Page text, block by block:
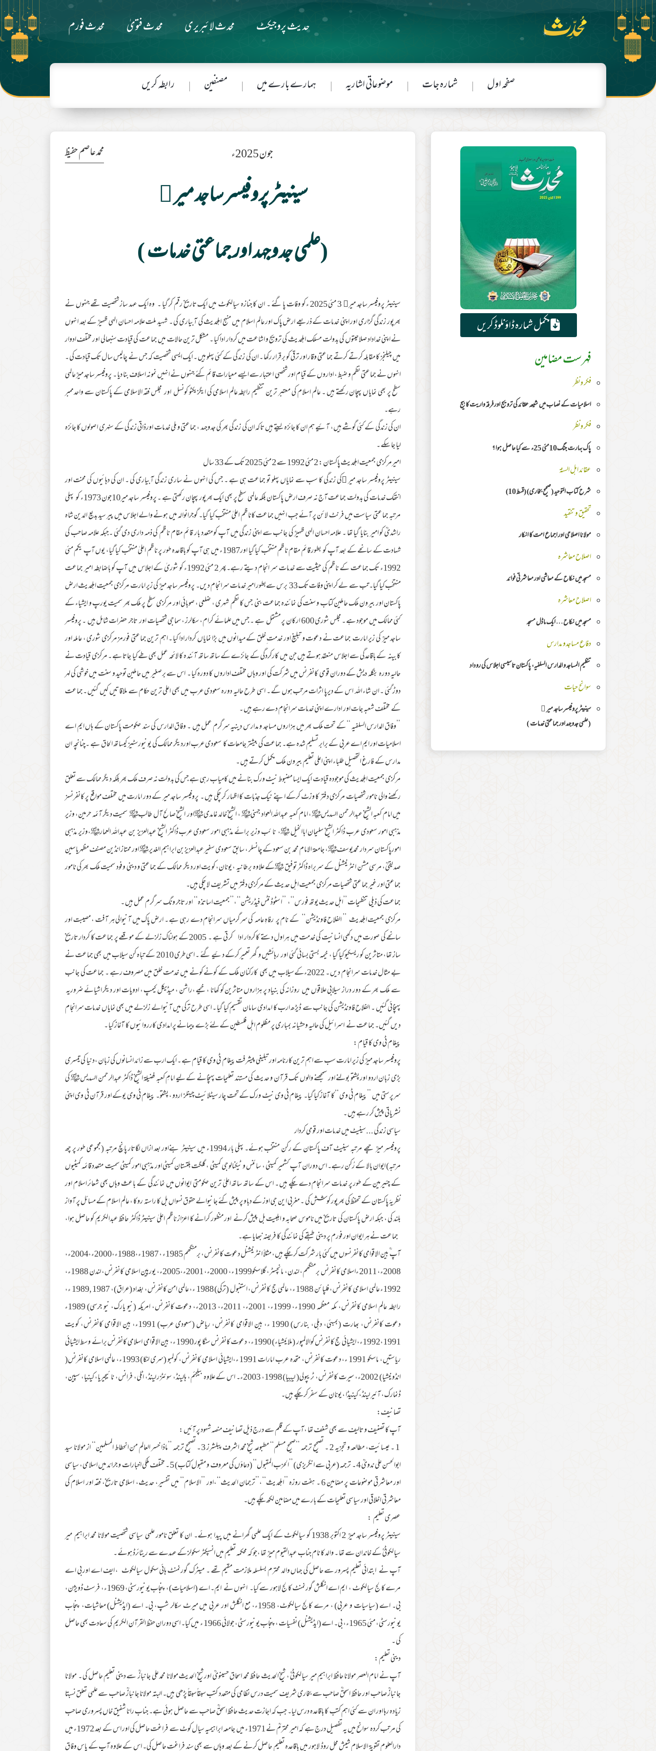
حدیث پروجیکٹ محدث لائبریری محدث فتویٰ محدث فورم
صفحہ اول شمارہ جات موضوعاتی اشاریہ ہمارے بارے میں مصنفین رابطہ کریں
مکمل شمارہ ڈاؤنلوڈ کریں
فہرست مضامین
فکر ونظر
اسلامیات کے نصاب میں شیعہ عقائد کی ترویج اور فرقہ واریت کا بیج
فکر ونظر
پاک بہارت جنگ10مئی 25ء سے کیا حاصل ہوا ؟
عقائد اہل السنۃ
شرح كتاب التوحيد (صحيح بخاری) (قسط 10)
تحقیق وتنقید
مولانا اصلاحی اور اجماع امت کا انکار
اصلاح معاشرہ
مسجد میں نکاح کے معاشی اور معاشرتی فوائد
اصلاح معاشرہ
مسجد میں نکاح … ایک ماڈل مسجد
دفاع مساجدو مدارس
تنظیم المساجد و المدارس السلفیہ، پاکستان تاسیسی اجلاس کی روداد
سوانح حیات
سینیٹر پروفیسر ساجد میر ﷬
(علمی جدوجہد اور جماعتی خدمات )
جون 2025ء محمد عاصم حفیظ
سینیٹر پروفیسر ساجد میر ﷬
(علمی جدوجہد اور جماعتی خدمات )
سینیٹر پروفیسر ساجد میر﷫ 3 مئی 2025 ء کو وفات پا گئے ۔ ان کا جنازہ سیالکوٹ میں ایک تاریخ رقم کر گیا ۔ وہ ایک عہد ساز شخصیت تھے جنہوں نے
بھرپور زندگی گزاری اور اپنی خدمات کے ذریعے ارض پاک اور عالم اسلام میں منہج اہلحدیث کی آبیاری کی ۔ شہید ملت علامہ احسان الہی ظہیرؒ کے بعد انہوں
نے اپنی خداداد صلاحیتوں کی بدولت مسلک اہلحدیث کی ترویج و اشاعت میں کردار ادا کیا ۔ مشکل ترین حالات میں جماعت کی قیادت سنبھالی اور مختلف ادوار
میں چیلنجز کا مقابلہ کرتے کرتے جماعتی وقار اور ترقی کو برقرار رکھا ۔ ان کی زندگی کے کئی پہلو ہیں ۔ ایک ایسی شخصیت کہ جس نے چالیس سال تک قیادت کی ۔
انہوں نے جماعتی نظم و ضبط ، اداروں کے قیام اور شخصی اعتبار سے ایسے معیارات قائم کئے جنہوں نے انہیں نمونہ اسلاف بنا دیا ۔ پروفیسر ساجد میرؒ عالمی
سطح پر بھی نمایاں پہچان رکھتے ہیں ۔ عالم اسلام کی معتبر ترین تنظیم رابطہ عالم اسلامی کی ایگزیکٹو کونسل اور مجلس فقہ الاسلامی کے پاکستان سے واحدممبر
رہے۔
ان کی زندگی کے کئی گوشے ہیں، آئیے ہم ان کا جائزہ لیتے ہیں تاکہ ان کی زندگی بھر کی جدوجہد ، جماعتی و ملی خدمات اورذاتی زندگی کے سنہری اصولوں کا جائزہ
لیا جا سکے ۔
امیرمرکزی جمعیت اہلحدیث پاکستان : 2 مئی 1992 سے 2 مئی 2025 تک کے 33 سال
سینیٹر پروفیسر ساجد میر ﷫کی زندگی کا سب سے نمایاں پہلو تو جماعت ہی ہے ۔ جس کی انہوں نے ساری زندگی آبیاری کی ۔ ان کی دہائیوں کی محنت اور
انتھک خدمات کی بدولت جماعت آج نہ صرف ارض پاکستان بلکہ عالمی سطح پر بھی ایک بھرپور پہچان رکھتی ہے ۔ پروفیسر ساجد میر10جون 1973ء کو پہلی
مرتبہ جماعتی سیاست میں فرنٹ لائن پر آئے جب انہیں جماعت کاناظم اعلیٰ منتخب کیا گیا۔ گوجرانوالہ میں ہونے والے اجلاس میں پیر سید بدیع الدین شاہ
راشدیؒ کو امیر بنایا گیا تھا ۔ علامہ احسان الہی ظہیرؒ کی جانب سے اپنی زندگی میں آپ کو متعدد بار قائم مقام ناظم کی ذمہ داری دی گئی ۔جبکہ علامہ صاحب کی
شہادت کے سانحے کے بعد آپ کو بطور قائم مقام ناظم منتخب کیا گیا اور1987ء میں ہی آپ کو باقاعدہ طور پر ناظم اعلیٰ منتخب کیا گیا، یوں آپ یکم مئی
1992ء تک جماعت کے ناظم کی حیثیت سے خدمات سر انجام دیتے رہے۔پھر 2 مئی 1992ء کو شوریٰ کے اجلاس میں آپ کو باضابطہ امیر جماعت
منتخب کیا گیا۔تب سے لے کر اپنی وفات تک 33 برس سےبطور امیر خدمات سرانجام دیں۔ پروفیسر ساجد میرؒ کی زیر امارت مرکزی جمعیت اہلحدیث ارض
پاکستان اور بیرون ملک حاملین کتاب و سنت کی نمائندہ جماعت بنی جس کا نظم شہری ، ضلعی ، صوبائی اور مرکزی سطح پر ملک بھر سمیت یورپ و ایشیاء کے
کئی ممالک میں موجود ہے ۔ مجلس شوری 600 ارکان پر مشتمل ہے ۔ جس میں علمائے کرام، سکالرز ، سماجی شخصیات اور تاجر حضرات شامل ہیں ۔ پروفیسر
ساجد میرؒ کی زیر امارت جماعت نے دعوت و تبلیغ اور خدمت ِخلق کے میدانوں میں بڑا نمایاں کردار ادا کیا ۔ اہم ترین جماعتی فورمز مرکزی شوری ، عاملہ اور
کابینہ کے باقاعدگی سے اجلاس منعقد ہوتے ہیں جن میں کارکردگی کے جائزے کے ساتھ ساتھ آئند ہ کا لائحہ عمل بھی طے کیا جاتا ہے ۔ مرکزی قیادت نے
حالیہ دورہ بنگلہ دیش کے دوران قومی کانفرنس میں شرکت کی اور وہاں مختلف اداروں کا دورہ کیا ۔ اس سے برصغیر میں حاملین توحید و سنت میں خوشی کی لہر
دوڑ گئی ۔ ان شاء اللہ اس کے دیرپا اثرات مرتب ہوں گے ۔ اسی طرح حالیہ دورہ سعودی عرب میں بھی اعلی ترین حکام سے ملاقاتیں کیں گئیں ۔جماعت
کے مختلف شعبہ جات اور ادارے اپنی خدمات سرانجام دے رہے ہیں ۔
’’وفاق المدارس السلفیہ ‘‘ کے تحت ملک بھر میں ہزاروں مساجد و مدارس دینیہ سرگرم عمل ہیں ۔ وفاق المدارس کی سند حکومت پاکستان کے ہاں ایم اے
اسلامیات اور ایم اے عربی کے برابر تسلیم شدہ ہے۔ جماعت کی بیشتر جامعات کا سعودی عرب اوردیگر ممالک کی یونیورسٹیز کیساتھ الحاق ہے ۔چنانچہ ان
مدارس کے فارغ التحصیل طلباء اپنی اعلی تعلیم بیرون ملک مکمل کرتے ہیں ۔
مرکزی جمعیت اہلحدیث کی موجودہ قیادت ایک ایسا مضبوط نیٹ ورک بنانے میں کامیاب رہی ہے جس کی بدولت نہ صرف ملک بھر بلکہ دیگر ممالک سے تعلق
رکھنے والی نامور شخصیات مرکزی دفتر کا وزٹ کرکے اپنے نیک جذبات کا اظہار کر چکی ہیں ۔ پروفیسر ساجد میر کے دور امارت میں مختلف مواقع پر کانفرنسز
میں امام کعبہ الشیخ عبدالرحمن السدیس﷾ ، امام کعبہ عبداللہ العواد جہنی﷾ ، الشیخ خالد غامدی ﷾اور الشیخ صالح آل طالب﷾ سمیت دیگر آئمہ حرمین، وزیر
مذہبی امور سعودی عرب ڈاکٹر الشیخ سلیمان اباالخیل ﷾، نا ئب وزیر برائے مذہبی امور سعودی عرب ڈاکٹر الشیخ عبدالعزیز بن عبداللہ العمار﷾،وزیر مذہبی
امورپاکستان سردار محمدیوسف﷾، جامعۃ الامام محمد بن سعود کے چانسلر ، سابق سعودی سفیرعبدالعزیزبن ابراہیم الغدیر ﷾ اور ممتاز انڈین مصنف مظہریاسین
صدیقیؒ، مرسی مشن انٹرنیشنل کے سربراہ ڈاکٹر توفیق ﷾کے علاوہ برطانیہ ، یونان، کویت اور دیگر ممالک کے جماعتی و دینی وفود سمیت ملک بھر کی نامور
جماعتی اور غیر جماعتی شخصیات مرکزی جمعیت اہل حدیث کے مرکزی دفتر میں تشریف لا چکی ہیں۔
جماعت کی ذیلی تنظیمات ’’اہل حدیث یوتھ فورس‘‘، ’’ا سٹوڈنٹس فیڈریشن‘‘،’’جمعیت اساتذہ‘‘ اور تاجر ونگ سرگرم عمل ہیں ۔
مرکزی جمعیت اہلحدیث ’’ الفلاح فاونڈیشن‘‘ کے نام پر رفاہِ عامہ کی سرگرمیاں سرانجام دے رہی ہے ۔ ارض پاک میں آنیوالی ہر آفت ، مصیبت اور
سانحے کی صورت میں دکھی انسانیت کی خدمت میں ہراول دستے کا کردار ادا کر تی ہے ۔ 2005 کے ہولناک زلزلے کے موقعے پر جماعت کا کردار تاریخ
ساز تھا، متاثرین کو ریسکیو کیا گیا ، خیمہ بستی بسائی گئی اور رہائشیں و گھر تعمیر کرکے دئیے گئے ۔ اسی طری 2010 کے تباہ کن سیلاب میں بھی جماعت نے
بے مثال خدمات سرانجام دیں ۔ 2022ءکےسیلاب میں بھی کارکنان ملک کے کونے کونے میں خدمت خلق میں مصروف رہے ۔ جماعت کی جانب
سے ملک بھر کے دور دراز سیلابی علاقوں میں روزانہ کی بنیاد پر ہزاروں متاثرین کو کھانا ، خیمے ،راشن ، میڈیکل کیمپ ، ادویات اور دیگر اشیائے ضروریہ
پہنچائی گئیں ۔ الفلاح فاونڈیشن کی جانب سے ڈیڑھ ارب کا امدادی سامان تقسیم کیا گیا ۔ اسی طرح ترکی میں آنیوالے زلزلے میں بھی نمایاں خدمات سرانجام
دیں گئیں۔ جماعت نے اسرائیل کی حالیہ وحشیانہ بمباری پر مظلوم اہل فلسطین کے لئے بڑے پیمانے پر امدادی کارروائیوں کا آغاز کیا ۔
پیغام ٹی وی کا قیام :
پروفیسر ساجد میرؒ کی زیر امارت سب سے اہم ترین کارنامہ اور تبلیغی پیشرفت پیغام ٹی وی کا قیام ہے ۔ ایک ارب سے زائد انسانوں کی زبان ،دنیا کی تیسری
بڑی زبان اردو اور پشتو بولنے اور سمجھنے والوں تک قرآن و حدیث کی مستند تعلیمات پہنچانے کے لیے امامِ کعبہ فضیلۃ الشیخ ڈاکٹر عبدالرحمن السدیس ﷾ کی
سرپرستی میں ’’پیغام ٹی وی ‘‘کا آغاز کیا گیا۔ پیغام ٹی وی نیٹ ورک کے تحت چار سیٹلائیٹ چینلز اردو ، پشتو۔ پیغام ٹی وی یوکے اور قرآن ٹی وی اپنی
نشریاتی پیش کر رہے ہیں ۔
سیاسی زندگی ...سینیٹ میں خدمات اور قومی کردار
پروفیسر میرؒ چھے مرتبہ سینیٹ آف پاکستان کے رکن منتخب ہوئے۔ پہلی بار 1994ء میں سینیٹر بنےاور بعد ازاں لگاتار پانچ مرتبہ (مجموعی طور پر چھ
مرتبہ) ایوان بالا کے رُکن رہے۔ اس دوران آپ کشمیر کمیٹی ، سائنس و ٹیکنالوجی کمیٹی ، گلگت بلتستان کمیٹی اور مذہبی امور کمیٹی سمیت متعدد قائمہ کمیٹیوں
کے چئیرمین کے طور پر خدمات سرانجام دے چکے ہیں ۔ اس کے ساتھ ساتھ اعلیٰ ترین حکومتی ایوانوں میں نمائندگی کے باعث وہاں بھی شعائر اسلام اور
نظريۂ پاکستان کے تحفظ کی بھرپور کوشش کی ۔ مغربی این جی اوز کے دباو پر پیش کئے جانیوالے حقوق نسواں بل کا راستہ روکا ، عالم اسلام کے مسائل پر آواز
بلند کی ، جبکہ ارض پاکستان کی تاریخ میں ناموس صحابہ و اہلبیت بل پیش کرنے اور منظور کرانے کا اعزاز ناظم اعلیٰ سینیٹر ڈاکٹر حافظ عبدالکریم کو حاصل ہوا،
جماعت نے ہر ایوان اور فورم پر دینی طبقے کی نمائندگی کا فریضہ نبھایا ہے۔
آپ ؒ بین الاقوامی کانفرنسوں میں کئی بار شرکت کر چکے ہیں، مثلاً انٹرنیشنل دعوت کانفرنس، برمنگھم 1985ء ، 1987ء،1988ء،2000ء،2004ء،
2008ء، 2011ءاسلامی کانفرنس برمنگھم، لندن، مانچسٹر، گلاسکو1999ء، 2000ء، 2001ء،2005ء، یورپین اسلامی کانفرنس، لندن 1988ء،
1992ء عالمی اسلامی کانفرنس، فلپائن 1988 ء، عالمی حج کانفرنس، استنبول (ترکی) 1988 ء، عالمی امن کانفرنس، بغداد (عراق)، 1987 ,1989 ء،
رابطہ عالم اسلامی کانفرنس، مکہ معظمہ 1990ء، 1999ء، 2001ء، 2011ء، 2013ء، دعوت کانفرنس، امریکہ (نیو یارک، نیو جرسی) 1989ء
دعوت کانفرنس، بھارت (بمبئی، دہلی، بنارس) 1990 ء، بین الاقوامی کانفرنس، ریاض (سعودی عرب) 1991ء، بین الاقوامی کانفرنس، کویت
1992،1991ء، ایشیائی حج کانفرنس کوالالمپور (ملائیشیاء) 1990ء، دعوت کانفرنس سنگا پور 1990 ء، بین الاقوامی اسلامی کانفرنس برائے وسط ایشیائی
ریاستیں، ماسکو 1991 ء، دعوت کانفرنس، متحدہ عرب امارات 1991 ء،ایشیائی اسلامی کانفرنس، کولمبو (سری لنکا) 1993ء، عالمی اسلامی کانفرنس(
انڈونیشیا) 2002ء، سیرت کانفرنس، ٹریپولی( لیبیا) 1998، 2003ء۔ اس کے علاوہ بیلجئم، ہالینڈ، سوئٹزر لینڈ، اٹلی، فرانس، نائیجیریا، کینیا، سپین،
ڈنمارک، آئیر لینڈ، کینیڈا ، یونان کے سفر کر چکے ہیں۔
تصانیف:
آپ کا تصنیف و تالیف سے بھی شغف تھا ،آپ کے قلم سے درج ذیل تصانیف منصہ شہود پر آئیں :
1 ۔ عیسائیت، مطالعہ و تجزیہ 2 ۔ تصحیح ترجمہ ’’صحیح مسلم‘‘ مطبوعہ شیخ محمد اشرف پبلشرز 3 ۔ تصحیح ترجمہ ’’ماذا خسر العالم من انحطاط المسلمین‘‘ از مولانا سید
ابوالحسن علی ندویؒ 4 ۔ ترجمہ (عربی سے انگریزی) ’’الحزب المقبول‘‘ (دعاؤں کی معروف و مقبول کتاب) 5 ۔ مختلف ملکی اخبارات و جرائد میں اسلامی، سیاسی
اور معاشرتی موضوعات پر مضامین 6 ۔ ہفت روزہ ’’اہلحدیث‘‘،’’ترجمان الحدیث‘‘،اور ’’الاسلام‘‘ میں تفسیر، حدیث، اسلامی تاریخ، فقہ اور اسلام کی
معاشرتی اخلاقی اور سیاسی تعلیمات کے بارے میں مضامین لکھ چکے ہیں۔
عصری تعلیم :
سینیٹر پروفیسر ساجد میرؒ 2 اکتوبر 1938 کو سیالکوٹ کے ایک علمی گھرانے میں پیدا ہوئے۔ ان کا تعلق نامور علمی سیاسی شخصیت مولانا محمد ابراہیم میر
سیالکوٹیؒ کے خاندان سے تھا ۔ والد کا نام جناب عبدالقیوم میرؒ تھا ،جو کہ محکمہ تعلیم میں انسپکٹر سکولز کے عہدے سے ریٹائرڈ ہوئے ۔
آپ نے ابتدائی تعلیم پسرور سے حاصل کی جہاں والد محترم بسلسلہ ملازمت مقیم تھے ۔ میٹرک گورنمنٹ ہائی سکول سیالکوٹ ، ایف اے اور بی اے
مرے کالج سیالکوٹ ، ایم اے انگلش گورنمنٹ کالج لاہور سے کیا۔ انہوں نے ایم۔ اے (اسلامیات)، پنجاب یونیورسٹی، 1969ء، فرسٹ ڈویژن،
بی۔ اے (سیاسیات و عربی) ، مرے کالج سیالکوٹ، 1958ء، مع انگلش اور عربی میں میرٹ سکالر شپ، بی۔ اے (ایڈیشنل) معاشیات، پنجاب
یونیورسٹی، مئی 1965ء، بی۔ اے (ایڈیشنل) نفسیات ،پنجاب یونیورسٹی، جولائی 1966 ء میں کیا۔ اسی دوران حفظ القرآن الکریم کی سعادت بھی حاصل
کی ۔
دینی تعلیم :
آپ نے امام العصر مولانا حافظ ابراہیم میر سیالکوٹیؒ ، شیخ الحدیث حافظ محمد اسحاق حسینویؒ اور شیخ الحدیث مولانا محمد علی جانبازؒ سے دینی تعلیم حاصل کی ۔ مولانا
جانبازؒ صاحب اور حافظ اسحقؒ صاحب سے بخاری شریف سمیت درس نظامی کی متعدد کتب سبقاًسبقاً پڑھی ہیں۔ البتہ مولانا جانبازؒ صاحب سے علمی تعلق نسبتا
زیادہ رہا اور ان سے کئی اہم کتب کا باقاعدہ درس لیا۔ جب کہ اجازت حدیث حافظ اسحقؒ صاحب سے حاصل ہوئی ہے۔ جناب رانا شفیق خاں پسروری صاحب
کی مرتب کردہ سوانح میں یہ تفصیل درج ہے کہ امیر محترمؒ نے 1971ء میں جامعہ ابراہیمیہ سیال کوٹ سے فراغت حاصل کی اور اس کے بعد 1972ء میں
دارالعلوم تقویۃ الاسلام شیش محل روڈ لاہور میں باقاعدہ تعلیم حاصل کرنے کے بعد وہاں سے بھی سند فراغت حاصل کی۔ اس کے علاوہ آپ کے پاس وفاق